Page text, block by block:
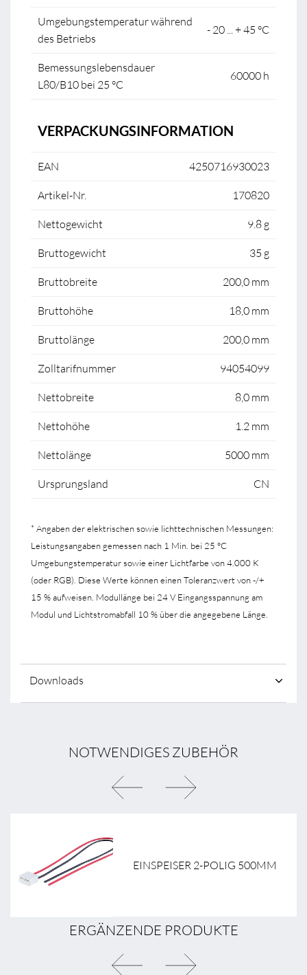
Umgebungstemperatur während
des Betriebs
- 20 ... + 45 °C
Bemessungslebensdauer
L80/B10 bei 25 °C
60000 h
VERPACKUNGSINFORMATION
EAN 4250716930023
Artikel-Nr. 170820
Nettogewicht 9.8 g
Bruttogewicht 35 g
Bruttobreite 200,0 mm
Bruttohöhe 18,0 mm
Bruttolänge 200,0 mm
Zolltarifnummer 94054099
Nettobreite 8,0 mm
Nettohöhe 1.2 mm
Nettolänge 5000 mm
Ursprungsland CN
* Angaben der elektrischen sowie lichttechnischen Messungen:
Leistungsangaben gemessen nach 1 Min. bei 25 °C
Umgebungstemperatur sowie einer Lichtfarbe von 4.000 K
(oder RGB). Diese Werte können einen Toleranzwert von -/+
15 % aufweisen. Modullänge bei 24 V Eingangsspannung am
Modul und Lichtstromabfall 10 % über die angegebene Länge.
Downloads
NOTWENDIGES ZUBEHÖR
EINSPEISER 2-POLIG 500MM
ERGÄNZENDE PRODUKTE